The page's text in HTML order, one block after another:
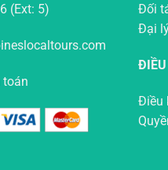
(Ext: 5)
toán
Đối
Đại
ĐIỀU
Điều